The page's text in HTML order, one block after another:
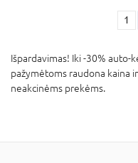
1
Išpardavimas! Iki -30% auto-
pažymėtoms raudona kaina
neakcinėms prekėms.